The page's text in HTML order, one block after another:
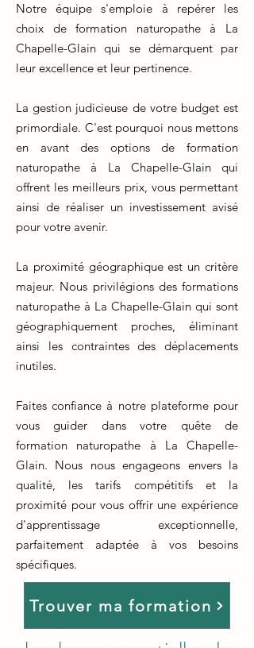
Notre équipe s'emploie à repérer les
choix de formation naturopathe à La
Chapelle-Glain qui se démarquent par
leur excellence et leur pertinence.
La gestion judicieuse de votre budget est
primordiale. C'est pourquoi nous mettons
en avant des options de formation
naturopathe à La Chapelle-Glain qui
offrent les meilleurs prix, vous permettant
ainsi de réaliser un investissement avisé
pour votre avenir.
La proximité géographique est un critère
majeur. Nous privilégions des formations
naturopathe à La Chapelle-Glain qui sont
géographiquement proches, éliminant
ainsi les contraintes des déplacements
inutiles.
Faites confiance à notre plateforme pour
vous guider dans votre quête de
formation naturopathe à La Chapelle-
Glain. Nous nous engageons envers la
qualité, les tarifs compétitifs et la
proximité pour vous offrir une expérience
d'apprentissage exceptionnelle,
parfaitement adaptée à vos besoins
spécifiques.
Trouver ma formation